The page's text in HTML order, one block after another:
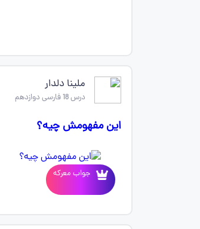
ملینا دلدار
درس 18 فارسی دوازدهم
این مفهومش چیه؟
جواب معرکه